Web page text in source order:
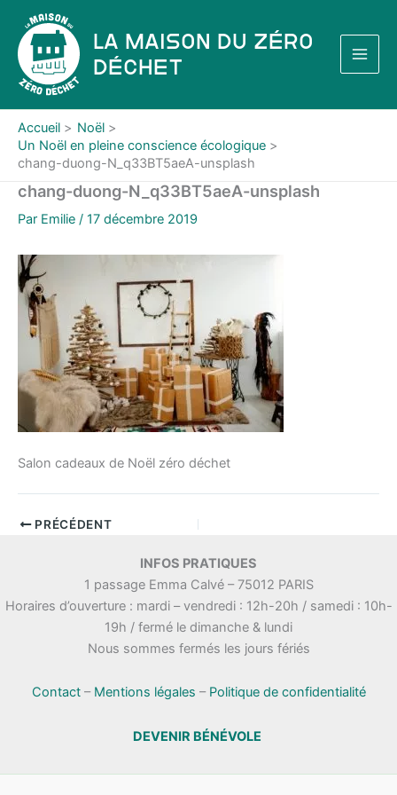
contenu
La Maison du Zéro
Déchet
Accueil
Noël
Un Noël en pleine conscience écologique
chang-duong-N_q33BT5aeA-unsplash
chang-duong-N_q33BT5aeA-unsplash
Par Emilie / 17 décembre 2019
Salon cadeaux de Noël zéro déchet
PRÉCÉDENT
INFOS PRATIQUES
1 passage Emma Calvé – 75012 PARIS
Horaires d’ouverture : mardi – vendredi : 12h-20h / samedi : 10h-
19h / fermé le dimanche & lundi
Nous sommes fermés les jours fériés
Contact– Mentions légales – Politique de confidentialité
DEVENIR BÉNÉVOLE